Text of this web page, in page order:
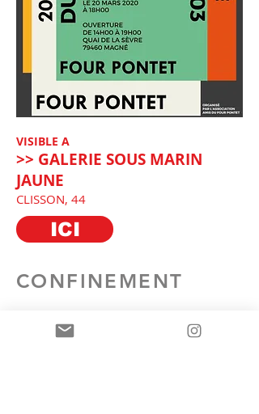
VISIBLE A
>> GALERIE SOUS MARIN
JAUNE
CLISSON, 44
ICI
CONFINEMENT
>20.03 au 25.03